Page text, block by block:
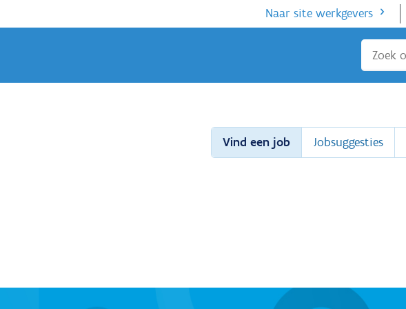
Naar site werkgevers
Sluiten
Vind een job Jobsuggesties